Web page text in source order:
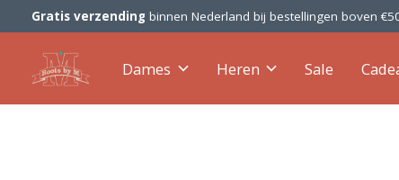
Gratis verzending binnen Nederland bij bestellingen boven
Dames Heren Sale